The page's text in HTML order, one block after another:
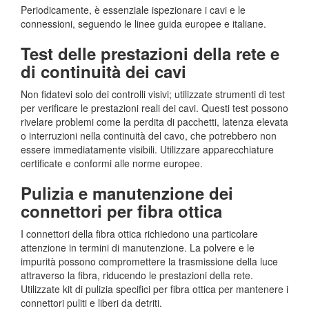
Periodicamente, è essenziale ispezionare i cavi e le
connessioni, seguendo le linee guida europee e italiane.
Test delle prestazioni della rete e
di continuità dei cavi
Non fidatevi solo dei controlli visivi; utilizzate strumenti di test
per verificare le prestazioni reali dei cavi. Questi test possono
rivelare problemi come la perdita di pacchetti, latenza elevata
o interruzioni nella continuità del cavo, che potrebbero non
essere immediatamente visibili. Utilizzare apparecchiature
certificate e conformi alle norme europee.
Pulizia e manutenzione dei
connettori per fibra ottica
I connettori della fibra ottica richiedono una particolare
attenzione in termini di manutenzione. La polvere e le
impurità possono compromettere la trasmissione della luce
attraverso la fibra, riducendo le prestazioni della rete.
Utilizzate kit di pulizia specifici per fibra ottica per mantenere i
connettori puliti e liberi da detriti.